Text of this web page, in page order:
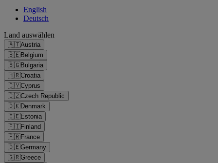
English
Deutsch
Land auswählen
🇦🇹Austria
🇧🇪Belgium
🇧🇬Bulgaria
🇭🇷Croatia
🇨🇾Cyprus
🇨🇿Czech Republic
🇩🇰Denmark
🇪🇪Estonia
🇫🇮Finland
🇫🇷France
🇩🇪Germany
🇬🇷Greece